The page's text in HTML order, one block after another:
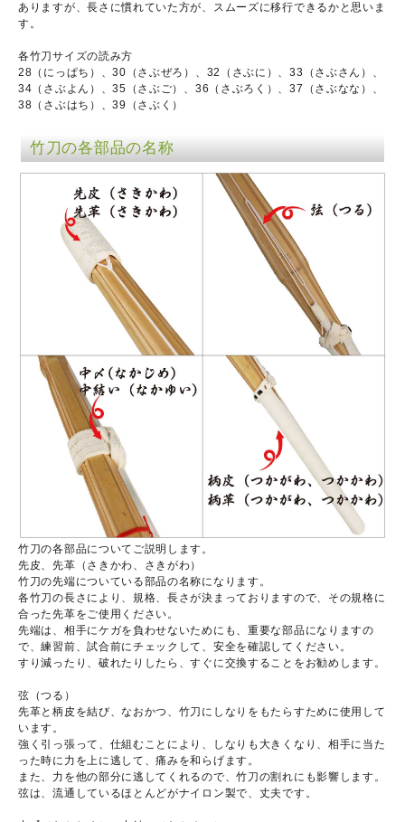
ありますが、長さに慣れていた方が、スムーズに移行できるかと思いま
す。
各竹刀サイズの読み方
28（にっぱち）、30（さぶぜろ）、32（さぶに）、33（さぶさん）、
34（さぶよん）、35（さぶご）、36（さぶろく）、37（さぶなな）、
38（さぶはち）、39（さぶく）
竹刀の各部品の名称
竹刀の各部品についてご説明します。
先皮、先革（さきかわ、さきがわ）
竹刀の先端についている部品の名称になります。
各竹刀の長さにより、規格、長さが決まっておりますので、その規格に
合った先革をご使用ください。
先端は、相手にケガを負わせないためにも、重要な部品になりますの
で、練習前、試合前にチェックして、安全を確認してください。
すり減ったり、破れたりしたら、すぐに交換することをお勧めします。
弦（つる）
先革と柄皮を結び、なおかつ、竹刀にしなりをもたらすために使用して
います。
強く引っ張って、仕組むことにより、しなりも大きくなり、相手に当た
った時に力を上に逃して、痛みを和らげます。
また、力を他の部分に逃してくれるので、竹刀の割れにも影響します。
弦は、流通しているほとんどがナイロン製で、丈夫です。